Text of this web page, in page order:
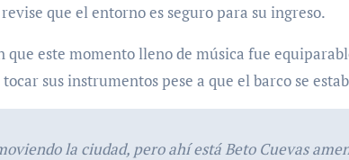
revise que el entorno es seguro para su ingreso.
que este momento lleno de música fue
sus instrumentos pese a que el barco se
la ciudad, pero ahí está Beto Cuevas